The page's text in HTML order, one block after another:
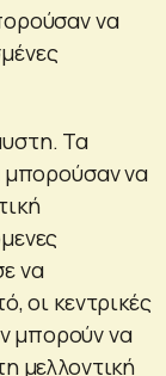
να
Τα
μπορούσαν να
να
οι κεντρικές
μπορούν να
μελλοντική